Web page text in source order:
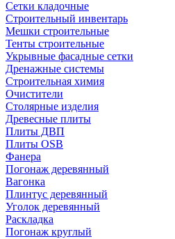
Сетки кладочные
Строительный инвентарь
Мешки строительные
Тенты строительные
Укрывные фасадные сетки
Дренажные системы
Строительная химия
Очистители
Столярные изделия
Древесные плиты
Плиты ДВП
Плиты OSB
Фанера
Погонаж деревянный
Вагонка
Плинтус деревянный
Уголок деревянный
Раскладка
Погонаж круглый